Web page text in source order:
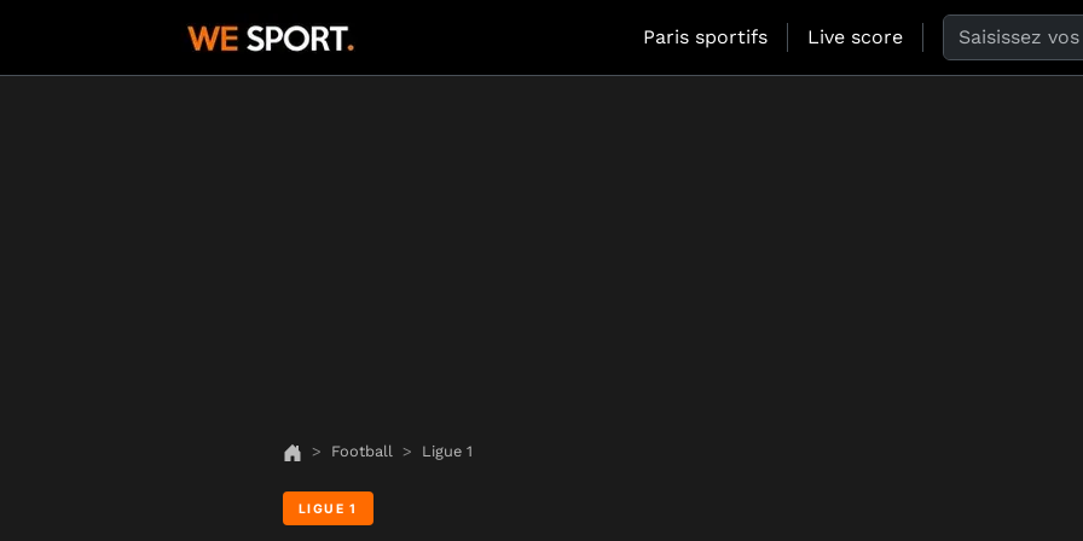
Paris sportifs Live score Search the
Football Ligue 1
LIGUE 1